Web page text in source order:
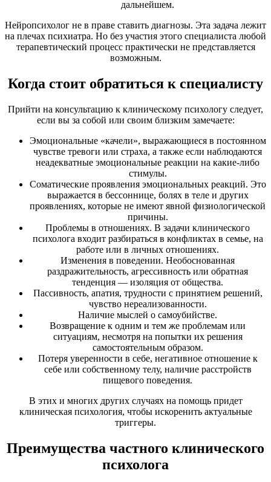
дальнейшем.
Нейропсихолог не в праве ставить диагнозы. Эта задача лежит
на плечах психиатра. Но без участия этого специалиста любой
терапевтический процесс практически не представляется
возможным.
Когда стоит обратиться к специалисту
Прийти на консультацию к клиническому психологу следует,
если вы за собой или своим близким замечаете:
Эмоциональные «качели», выражающиеся в постоянном
чувстве тревоги или страха, а также если наблюдаются
неадекватные эмоциональные реакции на какие-либо
стимулы.
Соматические проявления эмоциональных реакций. Это
выражается в бессоннице, болях в теле и других
проявлениях, которые не имеют явной физиологической
причины.
Проблемы в отношениях. В задачи клинического
психолога входит разбираться в конфликтах в семье, на
работе или в личных отношениях.
Изменения в поведении. Необоснованная
раздражительность, агрессивность или обратная
тенденция — изоляция от общества.
Пассивность, апатия, трудности с принятием решений,
чувство нереализованности.
Наличие мыслей о самоубийстве.
Возвращение к одним и тем же проблемам или
ситуациям, несмотря на попытки их решения
самостоятельным образом.
Потеря уверенности в себе, негативное отношение к
себе или собственному телу, наличие расстройств
пищевого поведения.
В этих и многих других случаях на помощь придет
клиническая психология, чтобы искоренить актуальные
триггеры.
Преимущества частного клинического
психолога